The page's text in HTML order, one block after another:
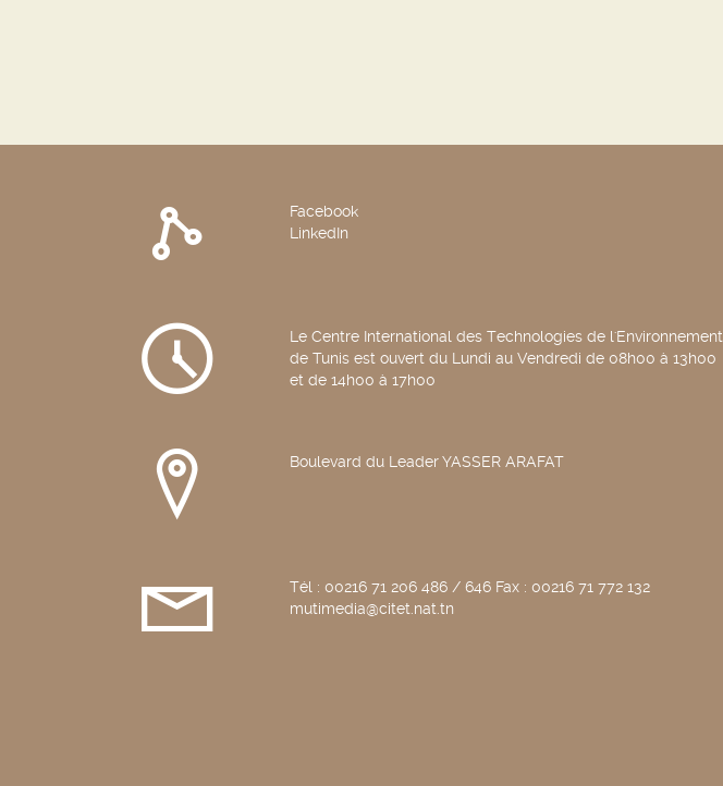
Facebook
LinkedIn
Le Centre International des Technologies de l'Environnement
de Tunis est ouvert du Lundi au Vendredi de 08h00 à 13h00
et de 14h00 à 17h00
Boulevard du Leader YASSER ARAFAT
Tél : 00216 71 206 486 / 646 Fax : 00216 71 772 132
mutimedia@citet.nat.tn